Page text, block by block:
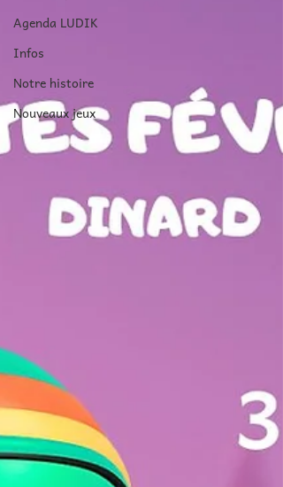
Agenda LUDIK
Infos
Notre histoire
Nouveaux jeux